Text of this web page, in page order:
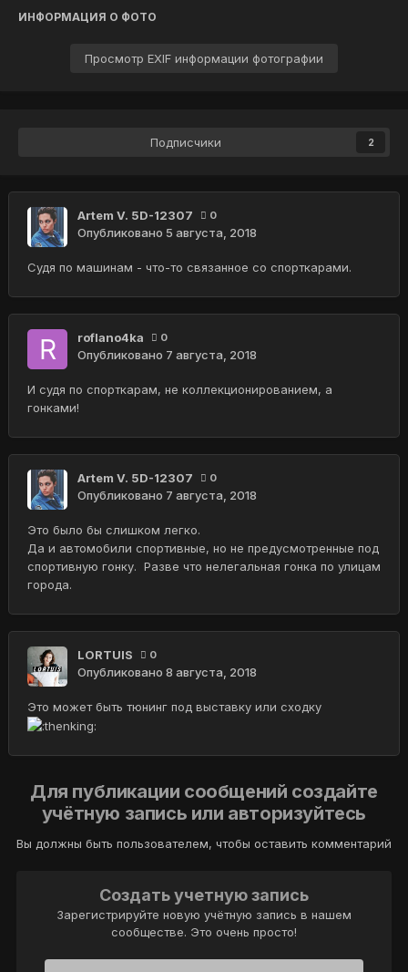
ИНФОРМАЦИЯ О ФОТО
Просмотр EXIF информации фотографии
Подписчики 2
Artem V. 5D-12307 0
Опубликовано 5 августа, 2018
Судя по машинам - что-то связанное со спорткарами.
roflano4ka 0
Опубликовано 7 августа, 2018
И судя по спорткарам, не коллекционированием, а
гонками!
Artem V. 5D-12307 0
Опубликовано 7 августа, 2018
Это было бы слишком легко.
Да и автомобили спортивные, но не предусмотренные под
спортивную гонку. Разве что нелегальная гонка по улицам
города.
LORTUIS 0
Опубликовано 8 августа, 2018
Это может быть тюнинг под выставку или сходку
Для публикации сообщений создайте
учётную запись или авторизуйтесь
Вы должны быть пользователем, чтобы оставить комментарий
Создать учетную запись
Зарегистрируйте новую учётную запись в нашем
сообществе. Это очень просто!